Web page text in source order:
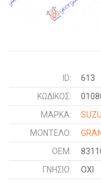
ID:
613
ΚΩΔΙΚΌΣ:
ΜΑΡΚΑ:
ΜΟΝΤΕΛΟ:
OEM:
ΓΝΉΣΙΟ:
ΟΧΙ